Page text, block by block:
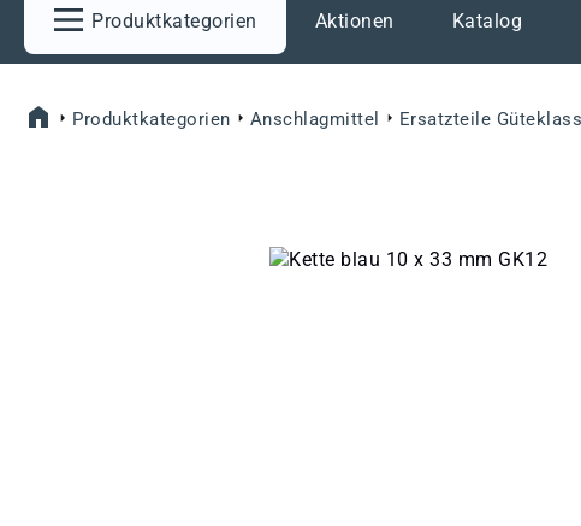
Produktkategorien Aktionen Katalog
Produktkategorien Anschlagmittel Ersatzteile